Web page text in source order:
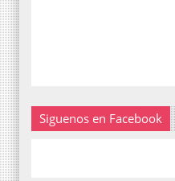
Siguenos en Facebook